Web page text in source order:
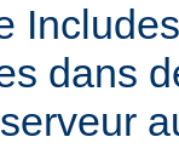
dans